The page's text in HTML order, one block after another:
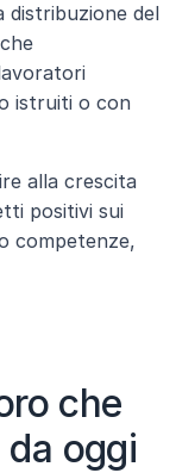
distribuzione del
istruiti o con
alla crescita
positivi sui
competenze,
che
oggi